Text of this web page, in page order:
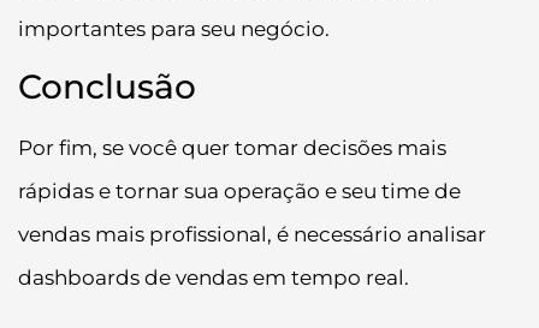
importantes para seu negócio.
Conclusão
Por fim, se você quer tomar decisões mais
rápidas e tornar sua operação e seu time de
vendas mais profissional, é necessário analisar
dashboards de vendas em tempo real.